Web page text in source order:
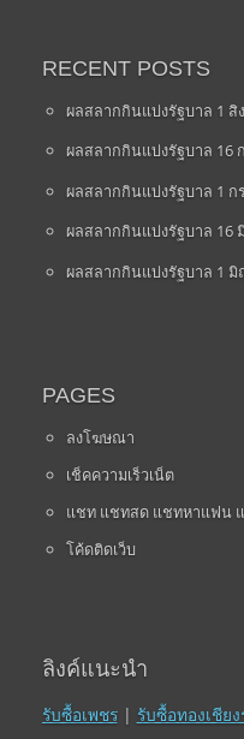
RECENT POSTS
ผลสลากกินแบ่งรัฐบาล 1 สิ
ผลสลากกินแบ่งรัฐบาล 16
ผลสลากกินแบ่งรัฐบาล 1 ก
ผลสลากกินแบ่งรัฐบาล 16
ผลสลากกินแบ่งรัฐบาล 1 มิ
PAGES
ลงโฆษณา
เช็คความเร็วเน็ต
แชท แชทสด แชทหาแฟน
โค้ดติดเว็บ
ลิงค์แนะนำ
รับซื้อเพชร| รับซื้อทองเชียง